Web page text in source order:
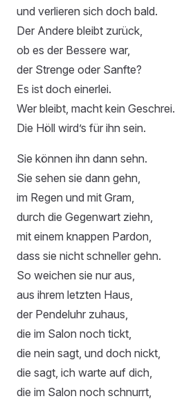
und verlieren sich doch bald.
Der Andere bleibt zurück,
ob es der Bessere war,
der Strenge oder Sanfte?
Es ist doch einerlei.
Wer bleibt, macht kein Geschrei.
Die Höll wird’s für ihn sein.
Sie können ihn dann sehn.
Sie sehen sie dann gehn,
im Regen und mit Gram,
durch die Gegenwart ziehn,
mit einem knappen Pardon,
dass sie nicht schneller gehn.
So weichen sie nur aus,
aus ihrem letzten Haus,
der Pendeluhr zuhaus,
die im Salon noch tickt,
die nein sagt, und doch nickt,
die sagt, ich warte auf dich,
die im Salon noch schnurrt,